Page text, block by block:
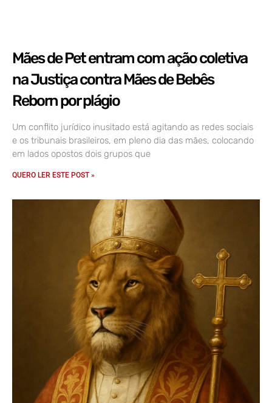
Mães de Pet entram com ação coletiva
na Justiça contra Mães de Bebês
Reborn por plágio
Um conflito jurídico inusitado está agitando as redes sociais
e os tribunais brasileiros, em pleno dia das mães, colocando
em lados opostos dois grupos que
QUERO LER ESTE POST »